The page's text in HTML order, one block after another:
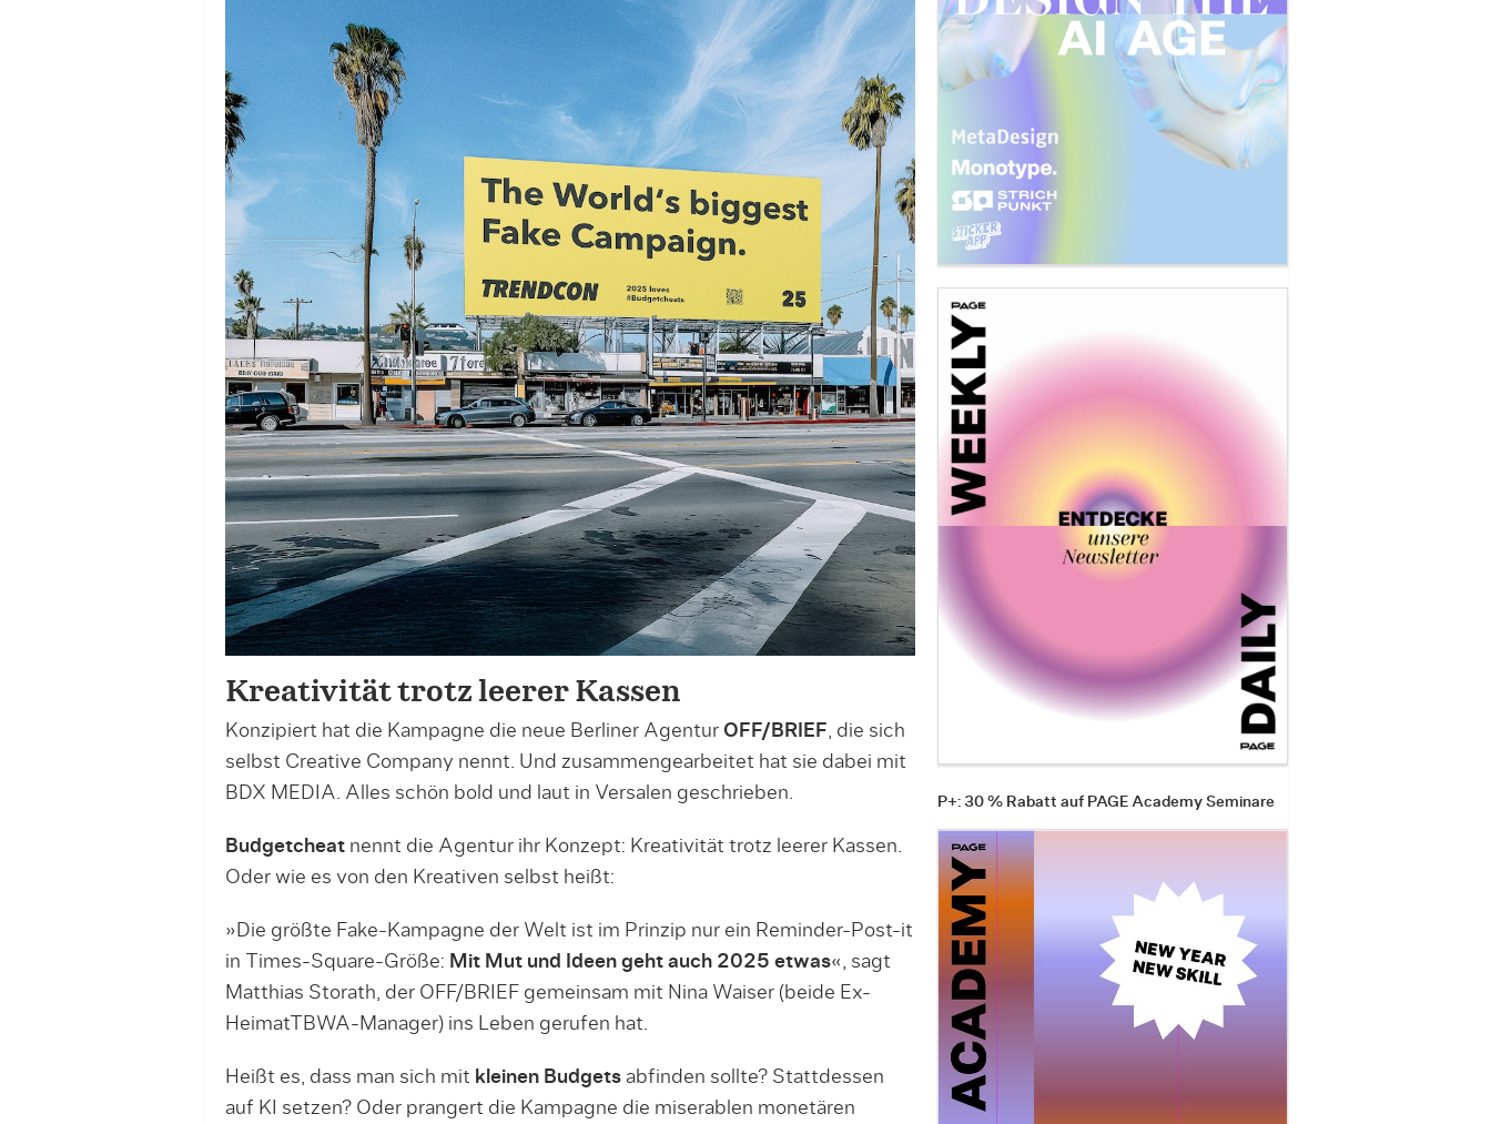
Kreativität trotz leerer Kassen
Konzipiert hat die Kampagne die neue Berliner Agentur OFF/BRIEF, die sich
selbst Creative Company nennt. Und zusammengearbeitet hat sie dabei mit
BDX MEDIA. Alles schön bold und laut in Versalen geschrieben.
Budgetcheatnennt die Agentur ihr Konzept: Kreativität trotz leerer Kassen.
Oder wie es von den Kreativen selbst heißt:
»Die größte Fake-Kampagne der Welt ist im Prinzip nur ein Reminder-Post-it
in Times-Square-Größe: Mit Mut und Ideen geht auch 2025 etwas«, sagt
Matthias Storath, der OFF/BRIEF gemeinsam mit Nina Waiser (beide Ex-
HeimatTBWA-Manager) ins Leben gerufen hat.
Heißt es, dass man sich mit kleinen Budgetsabfinden sollte? Stattdessen
auf KI setzen? Oder prangert die Kampagne die miserablen monetären
P+: 30 % Rabatt auf PAGE Academy Seminare